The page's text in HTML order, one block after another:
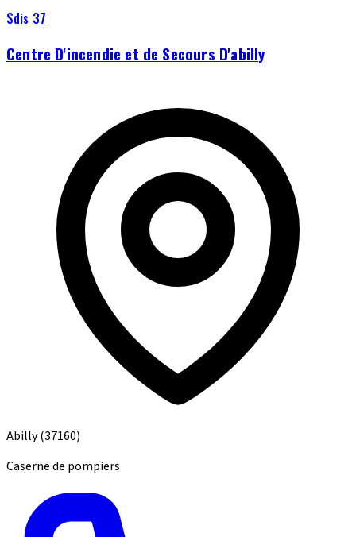
Sdis 37
Centre D'incendie et de Secours D'abilly
Abilly(37160)
Caserne de pompiers